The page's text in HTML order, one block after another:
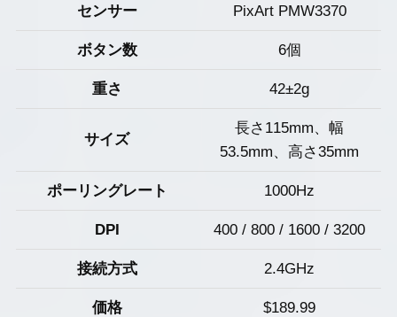
センサー PixArt PMW3370
ボタン数 6個
重さ 42±2g
サイズ
長さ115mm、幅
53.5mm、高さ35mm
ポーリングレート 1000Hz
DPI 400 / 800 / 1600 / 3200
接続方式 2.4GHz
価格 $189.99